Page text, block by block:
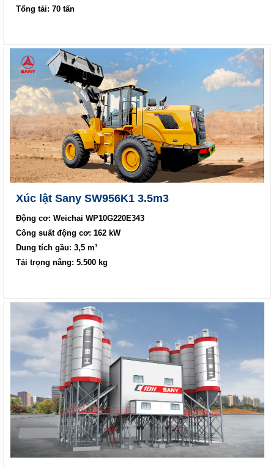
Tổng tải: 70 tấn
Xúc lật Sany SW956K1 3.5m3
Động cơ: Weichai WP10G220E343
Công suất động cơ: 162 kW
Dung tích gầu: 3,5 m³
Tải trọng nâng: 5.500 kg